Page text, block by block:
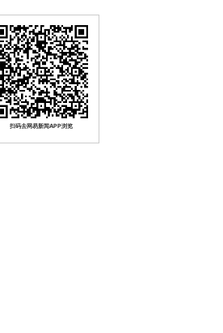
扫码去网易新闻APP浏览